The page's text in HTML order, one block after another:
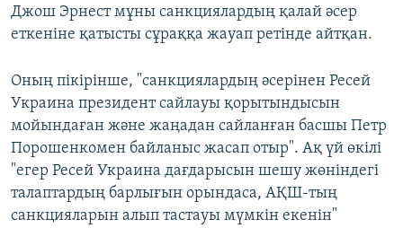
ЖАЗЫЛЫҢЫЗ
Басқа тілдерде
Джош Эрнест мұны санкциялардың қалай әсер
еткеніне қатысты сұраққа жауап ретінде айтқан.
Оның пікірінше, "санкциялардың әсерінен Ресей
Украина президент сайлауы қорытындысын
мойындаған және жаңадан сайланған басшы Петр
Порошенкомен байланыс жасап отыр". Ақ үй өкілі
"егер Ресей Украина дағдарысын шешу жөніндегі
талаптардың барлығын орындаса, АҚШ-тың
санкцияларын алып тастауы мүмкін екенін"